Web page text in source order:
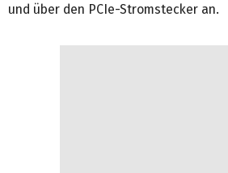
und über den PCIe-Stromstecker an.